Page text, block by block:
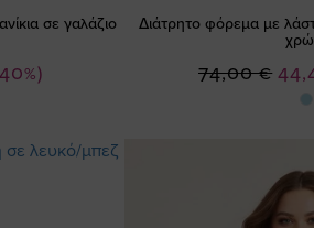
σε γαλάζιο
Διάτρητο φόρεμα με
Τιμή
74,00 €